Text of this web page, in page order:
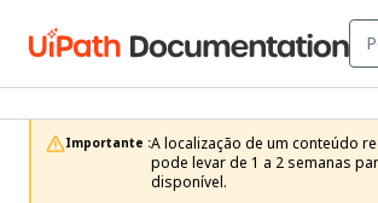
Importante :A localização de um conteúdo
pode levar de 1 a 2 semanas
disponível.